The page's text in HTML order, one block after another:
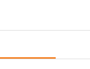
är det